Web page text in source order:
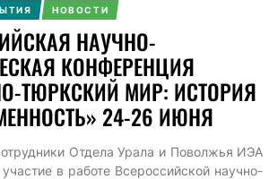
НОВОСТИ
НАУЧНО-
КОНФЕРЕНЦИЯ
ТЮРКСКИЙ МИР: ИСТОРИЯ
24-26 ИЮНЯ
Отдела Урала и Поволжья ИЭА
в работе Всероссийской научно-